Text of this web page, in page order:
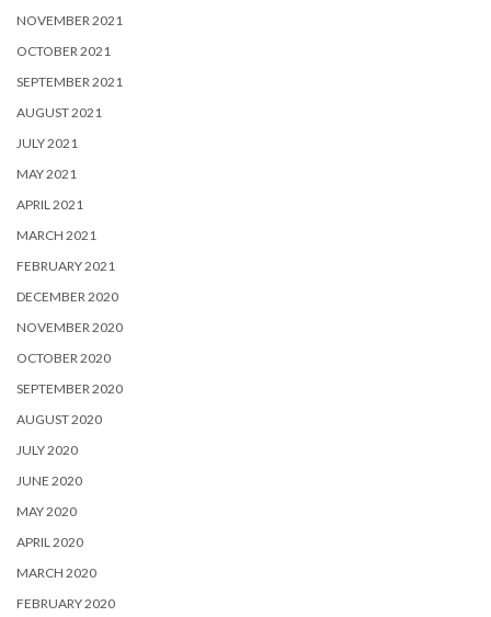
NOVEMBER 2021
OCTOBER 2021
SEPTEMBER 2021
AUGUST 2021
JULY 2021
MAY 2021
APRIL 2021
MARCH 2021
FEBRUARY 2021
DECEMBER 2020
NOVEMBER 2020
OCTOBER 2020
SEPTEMBER 2020
AUGUST 2020
JULY 2020
JUNE 2020
MAY 2020
APRIL 2020
MARCH 2020
FEBRUARY 2020